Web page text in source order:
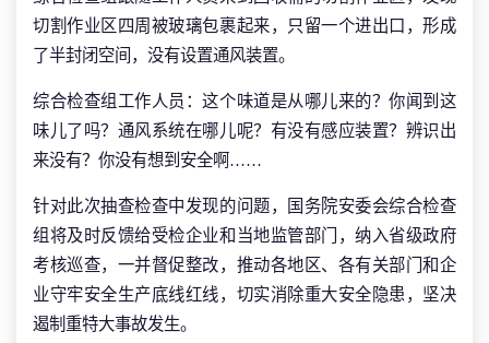
切割作业区四周被玻璃包裹起来，只留一个进出口，形成
了半封闭空间，没有设置通风装置。
综合检查组工作人员：这个味道是从哪儿来的？你闻到这
味儿了吗？通风系统在哪儿呢？有没有感应装置？辨识出
来没有？你没有想到安全啊……
针对此次抽查检查中发现的问题，国务院安委会综合检查
组将及时反馈给受检企业和当地监管部门，纳入省级政府
考核巡查，一并督促整改，推动各地区、各有关部门和企
业守牢安全生产底线红线，切实消除重大安全隐患，坚决
遏制重特大事故发生。